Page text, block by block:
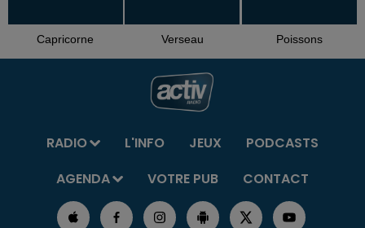
Capricorne Verseau Poissons
RADIO L'INFO JEUX
PODCASTS
AGENDA
VOTRE PUB CONTACT